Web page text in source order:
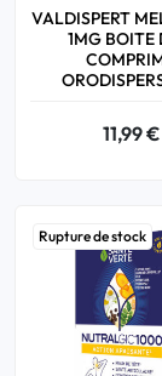
VALDISPERT
1MG BOITE
11,99 €
Rupture de stock